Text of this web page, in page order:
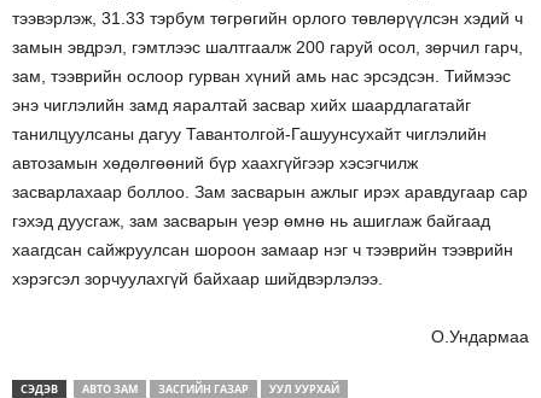
тээвэрлэж, 31.33 тэрбум төгрөгийн орлого төвлөрүүлсэн хэдий ч
замын эвдрэл, гэмтлээс шалтгаалж 200 гаруй осол, зөрчил гарч,
зам, тээврийн ослоор гурван хүний амь нас эрсэдсэн. Тиймээс
энэ чиглэлийн замд яаралтай засвар хийх шаардлагатайг
танилцуулсаны дагуу Тавантолгой-Гашуунсухайт чиглэлийн
автозамын хөдөлгөөний бүр хаахгүйгээр хэсэгчилж
засварлахаар боллоо. Зам засварын ажлыг ирэх аравдугаар сар
гэхэд дуусгаж, зам засварын үеэр өмнө нь ашиглаж байгаад
хаагдсан сайжруулсан шороон замаар нэг ч тээврийн тээврийн
хэрэгсэл зорчуулахгүй байхаар шийдвэрлэлээ.
О.Ундармаа
СЭДЭВ АВТО ЗАМ ЗАСГИЙН ГАЗАР УУЛ УУРХАЙ